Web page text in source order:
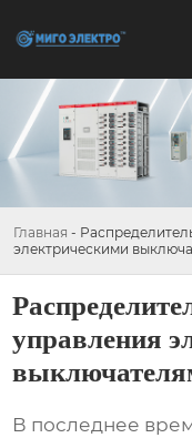
Главная -
электрическими
управления
В последнее